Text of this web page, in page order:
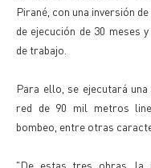
Pirané, con una inversión
de ejecución de 30 meses
de trabajo.
Para ello, se ejecutará
red de 90 mil metros
bombeo, entre otras
"De estas tres obras, la